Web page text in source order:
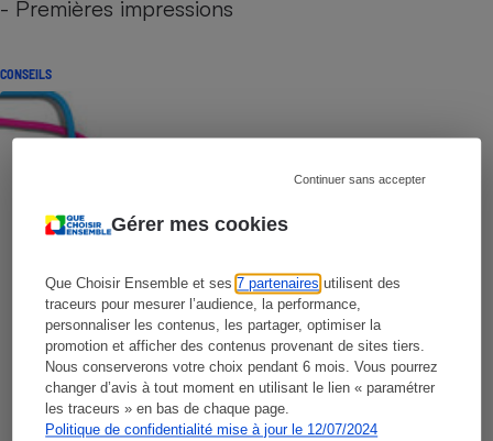
Gérer mes cookies
Que Choisir Ensemble et ses7 partenaires utilisent des
traceurs pour mesurer l’audience, la performance,
personnaliser les contenus, les partager, optimiser la
promotion et afficher des contenus provenant de sites tiers.
Nous conserverons votre choix pendant 6 mois. Vous pourrez
changer d’avis à tout moment en utilisant le lien « paramétrer
les traceurs » en bas de chaque page.
Politique de confidentialité mise à jour le 12/07/2024
Continuer sans accepter
- Premières impressions
CONSEILS